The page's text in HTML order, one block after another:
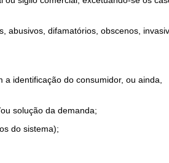
abusivos, difamatórios, obscenos,
identificação do consumidor, ou ainda,
solução da demanda;
do sistema);